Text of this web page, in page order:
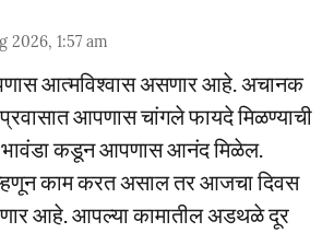
2026, 1:57 am
आत्मविश्वास असणार आहे. अचानक
आपणास चांगले फायदे मिळण्याची
कडून आपणास आनंद मिळेल.
काम करत असाल तर आजचा दिवस
आहे. आपल्या कामातील अडथळे दूर